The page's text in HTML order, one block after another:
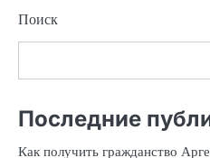
Поиск
Последние
Как получить гражданство